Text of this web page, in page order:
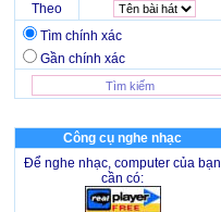
Theo
Tìm chính xác
Gần chính xác
Công cụ nghe nhạc
Để nghe nhạc, computer của bạn
cần có: